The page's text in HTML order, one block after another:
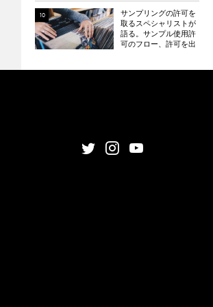
サンプリングの許可を
取るスペシャリストが
語る。サンプル使用許
可のフロー、許可を出